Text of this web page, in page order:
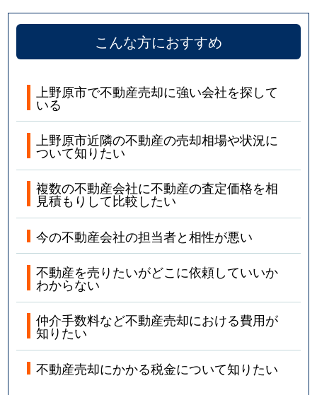
こんな方におすすめ
上野原市で不動産売却に強い会社を探して
いる
上野原市近隣の不動産の売却相場や状況に
ついて知りたい
複数の不動産会社に不動産の査定価格を相
見積もりして比較したい
今の不動産会社の担当者と相性が悪い
不動産を売りたいがどこに依頼していいか
わからない
仲介手数料など不動産売却における費用が
知りたい
不動産売却にかかる税金について知りたい